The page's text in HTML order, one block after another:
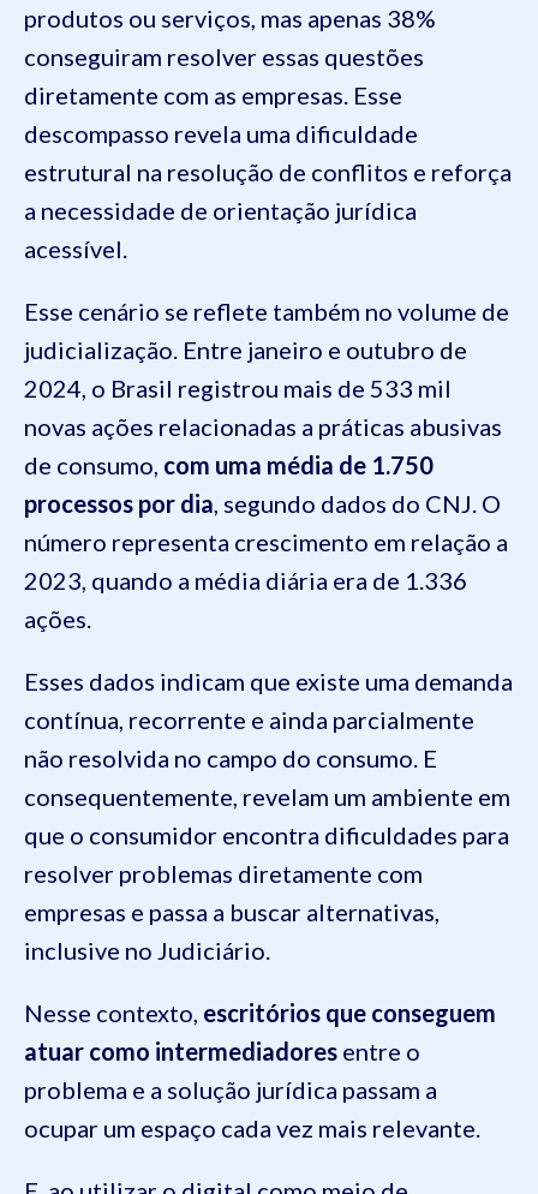
produtos ou serviços, mas apenas 38%
conseguiram resolver essas questões
diretamente com as empresas. Esse
descompasso revela uma dificuldade
estrutural na resolução de conflitos e reforça
a necessidade de orientação jurídica
acessível.
Esse cenário se reflete também no volume de
judicialização. Entre janeiro e outubro de
2024, o Brasil registrou mais de 533 mil
novas ações relacionadas a práticas abusivas
de consumo, com uma média de 1.750
processos por dia , segundo dados do CNJ. O
número representa crescimento em relação a
2023, quando a média diária era de 1.336
ações.
Esses dados indicam que existe uma demanda
contínua, recorrente e ainda parcialmente
não resolvida no campo do consumo. E
consequentemente, revelam um ambiente em
que o consumidor encontra dificuldades para
resolver problemas diretamente com
empresas e passa a buscar alternativas,
inclusive no Judiciário.
Nesse contexto, escritórios que conseguem
atuar como intermediadores entre o
problema e a solução jurídica passam a
ocupar um espaço cada vez mais relevante.